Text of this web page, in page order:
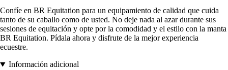
Confíe en BR Equitation para un equipamiento de calidad que cuida
tanto de su caballo como de usted. No deje nada al azar durante sus
sesiones de equitación y opte por la comodidad y el estilo con la manta
BR Equitation. Pídala ahora y disfrute de la mejor experiencia
ecuestre.
Información adicional